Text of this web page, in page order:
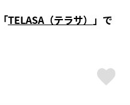
TELASA（テラサ） 」で